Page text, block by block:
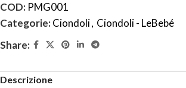
COD: PMG001
Categorie:Ciondoli, Ciondoli - LeBebé
Share:
Descrizione